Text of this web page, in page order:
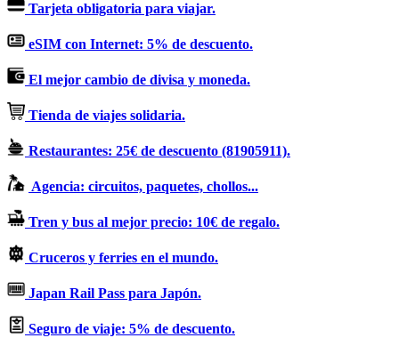
Tarjeta obligatoria para viajar.
eSIM con Internet: 5% de descuento.
El mejor cambio de divisa y moneda.
Tienda de viajes solidaria.
Restaurantes: 25€ de descuento (81905911).
Agencia: circuitos, paquetes, chollos...
Tren y bus al mejor precio: 10€ de regalo.
Cruceros y ferries en el mundo.
Japan Rail Pass para Japón.
Seguro de viaje: 5% de descuento.